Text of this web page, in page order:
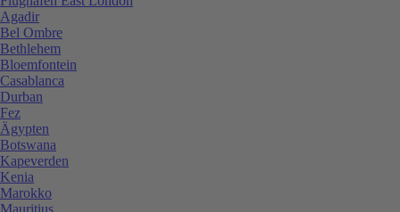
Agadir
Bel Ombre
Bethlehem
Bloemfontein
Casablanca
Durban
Fez
Ägypten
Botswana
Kapeverden
Kenia
Marokko
Mauritius